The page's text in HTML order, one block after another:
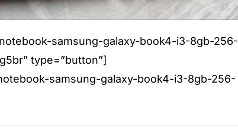
notebook-samsung-galaxy-book4-i3-8gb-256-
type=”button”]
samsung-galaxy-book4-i3-8gb-256-